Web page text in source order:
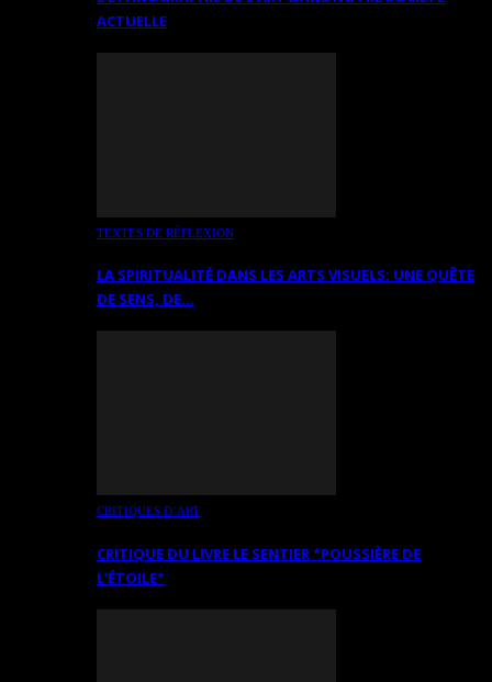
ACTUELLE
TEXTES DE RÉFLEXION
LA SPIRITUALITÉ DANS LES ARTS VISUELS: UNE QUÊTE
DE SENS, DE…
CRITIQUES D’ART
CRITIQUE DU LIVRE LE SENTIER *POUSSIÈRE DE
L’ÉTOILE*